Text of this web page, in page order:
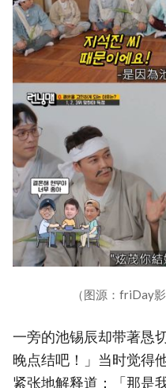
（图源：friDay
一旁的池锡辰却带著恳
晚点结吧！」当时觉得
紧张地解释道：「那是